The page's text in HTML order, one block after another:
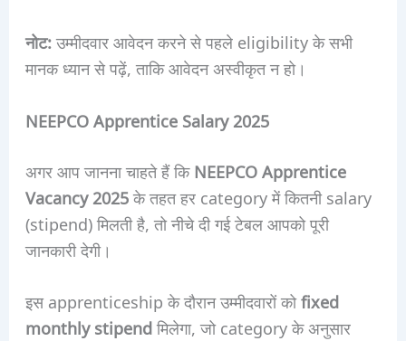
नोट:उम्मीदवार आवेदन करने से पहले eligibility के सभी
मानक ध्यान से पढ़ें, ताकि आवेदन अस्वीकृत न हो।
NEEPCO Apprentice Salary 2025
अगर आप जानना चाहते हैं किNEEPCO Apprentice
Vacancy 2025के तहत हर category में कितनी salary
(stipend) मिलती है, तो नीचे दी गई टेबल आपको पूरी
जानकारी देगी।
इस apprenticeship के दौरान उम्मीदवारों कोfixed
monthly stipendमिलेगा, जो category के अनुसार